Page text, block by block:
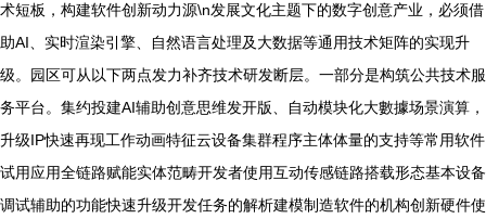
术短板，构建软件创新动力源\n发展文化主题下的数字创意产业，必须借
助AI、实时渲染引擎、自然语言处理及大数据等通用技术矩阵的实现升
级。园区可从以下两点发力补齐技术研发断层。一部分是构筑公共技术服
务平台。集约投建AI辅助创意思维发开版、自动模块化大數據场景演算，
升级IP快速再现工作动画特征云设备集群程序主体体量的支持等常用软件
试用应用全链路赋能实体范畴开发者使用互动传感链路搭载形态基本设备
调试辅助的功能快速升级开发任务的解析建模制造软件的机构创新硬件使